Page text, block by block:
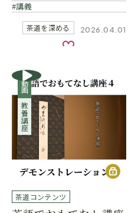
講義
茶道を深める 2026.04.01
お気に入り
動画
教養講座
茶道コンテンツ